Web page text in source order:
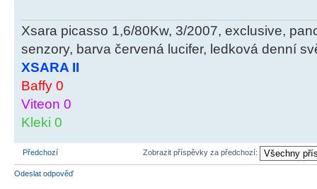
Xsara picasso 1,6/80Kw, 3/2007, exclusive,
senzory, barva červená lucifer, ledková denní
XSARA II
Baffy 0
Viteon 0
Kleki 0
Předchozí Zobrazit příspěvky za předchozí:
Odeslat odpověď